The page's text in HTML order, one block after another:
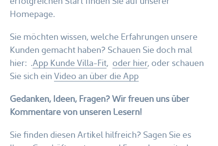
Homepage.
Sie möchten wissen, welche Erfahrungen unsere
Kunden gemacht haben? Schauen Sie doch mal
hier: .App Kunde Villa-Fit, oder hier, oder schauen
Sie sich ein Video an über die App
Gedanken, Ideen, Fragen? Wir freuen uns über
Kommentare von unseren Lesern!
Sie finden diesen Artikel hilfreich? Sagen Sie es